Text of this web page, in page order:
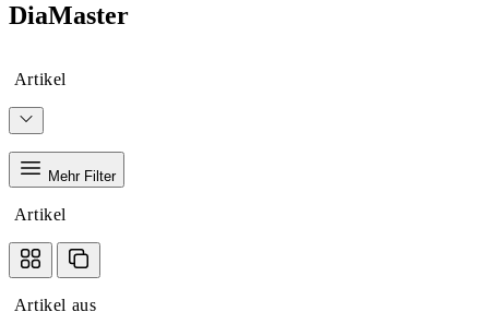
DiaMaster
Artikel
Mehr Filter
Artikel
Artikel aus